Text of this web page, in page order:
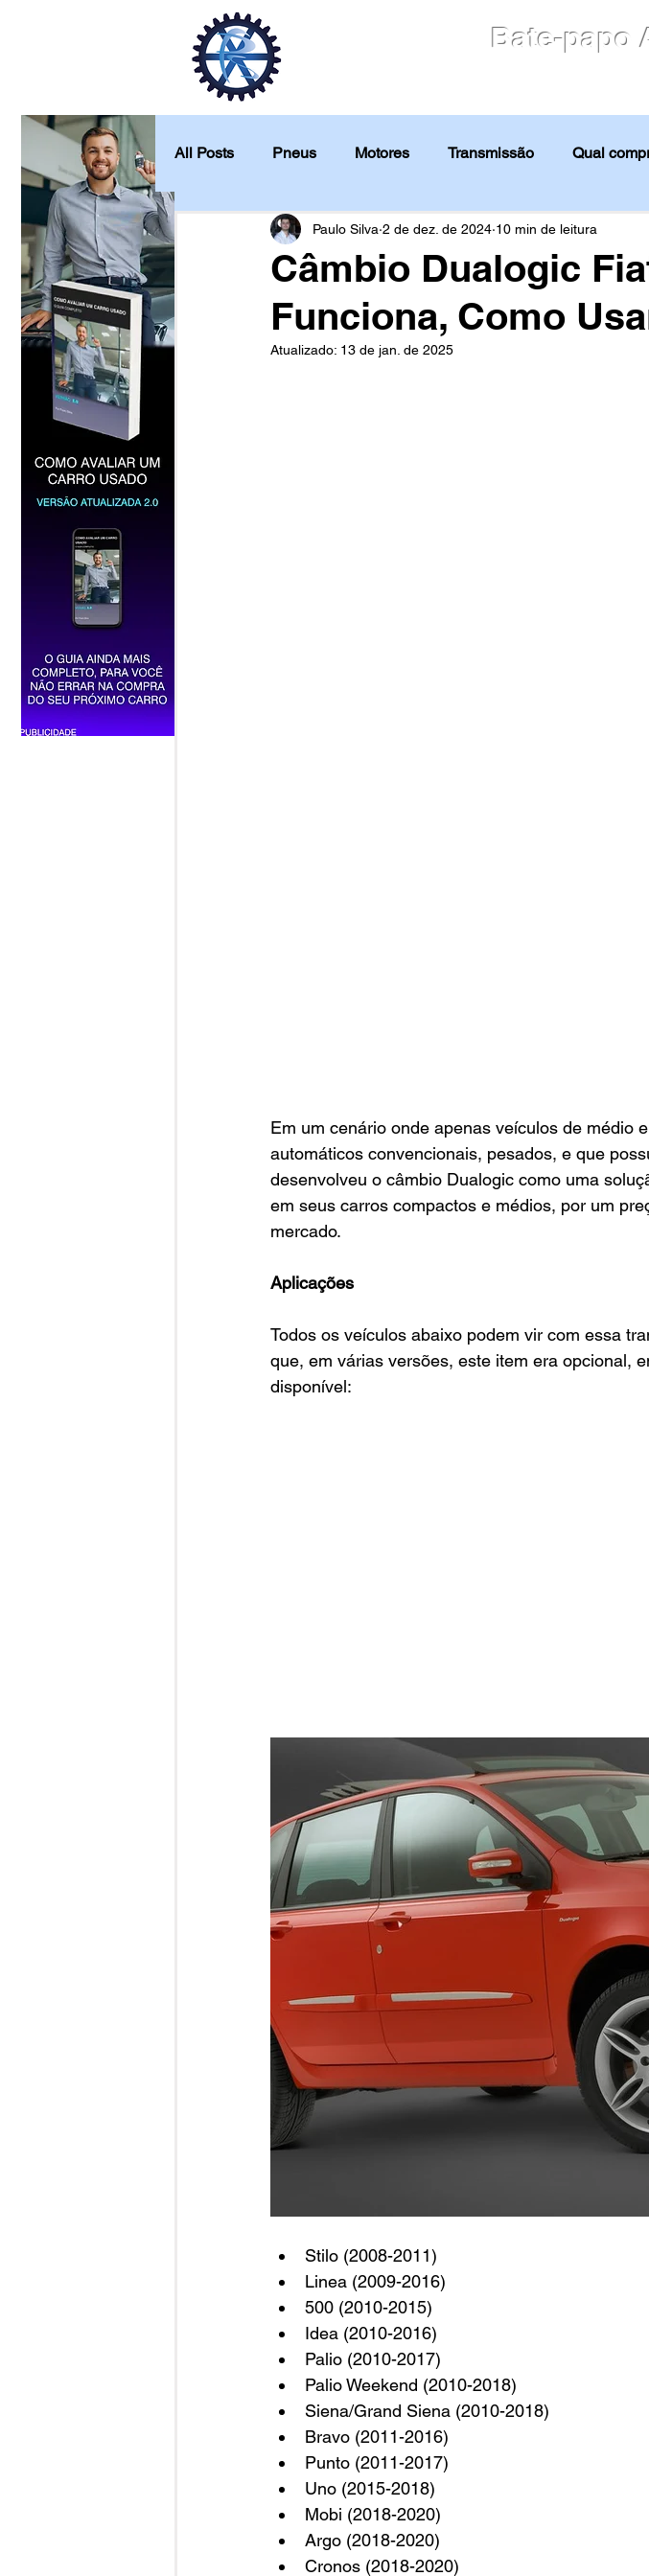
Bate-papo
All Posts Pneus Motores Transmissão Qual
Quanto custa para manter Avaliação Notícias
Análise de produtos
Câmbio Dualogic
Funciona, Como
Paulo Silva 2 de dez. de 2024 10 min de leitura
Atualizado: 13 de jan. de 2025
Em um cenário onde apenas veículos de médio
automáticos convencionais, pesados, e que
desenvolveu o câmbio Dualogic como uma
em seus carros compactos e médios, por um
mercado.
Aplicações
Todos os veículos abaixo podem vir com essa
que, em várias versões, este item era opcional,
disponível:
Stilo (2008-2011)
Linea (2009-2016)
500 (2010-2015)
Idea (2010-2016)
Palio (2010-2017)
Palio Weekend (2010-2018)
Siena/Grand Siena (2010-2018)
Bravo (2011-2016)
Punto (2011-2017)
Uno (2015-2018)
Mobi (2018-2020)
Argo (2018-2020)
Cronos (2018-2020)